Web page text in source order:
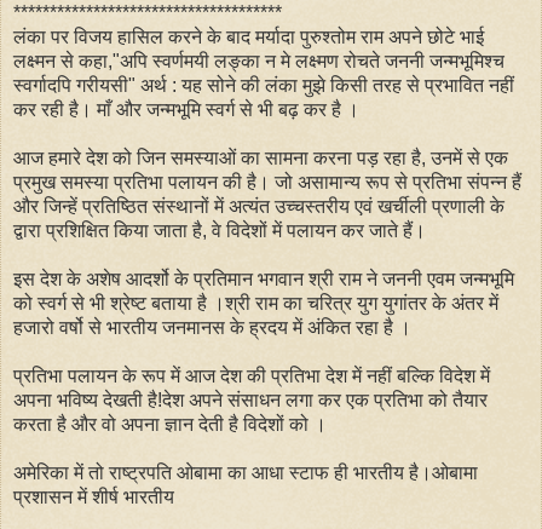
*************************************
लंका पर विजय हासिल करने के बाद मर्यादा पुरुश्तोम राम अपने छोटे भाई
लक्ष्मन से कहा,"अपि स्वर्णमयी लङ्का न मे लक्ष्मण रोचते जननी जन्मभूमिश्च
स्वर्गादपि गरीयसी" अर्थ : यह सोने की लंका मुझे किसी तरह से प्रभावित नहीं
कर रही है। माँ और जन्मभूमि स्वर्ग से भी बढ़ कर है ।
आज हमारे देश को जिन समस्याओं का सामना करना पड़ रहा है, उनमें से एक
प्रमुख समस्या प्रतिभा पलायन की है। जो असामान्य रूप से प्रतिभा संपन्न हैं
और जिन्हें प्रतिष्ठित संस्थानों में अत्यंत उच्चस्तरीय एवं खर्चीली प्रणाली के
द्वारा प्रशिक्षित किया जाता है, वे विदेशों में पलायन कर जाते हैं।
इस देश के अशेष आदर्शो के प्रतिमान भगवान श्री राम ने जननी एवम जन्मभूमि
को स्वर्ग से भी श्रेष्ट बताया है ।श्री राम का चरित्र युग युगांतर के अंतर में
हजारो वर्षो से भारतीय जनमानस के ह्रदय में अंकित रहा है ।
प्रतिभा पलायन के रूप में आज देश की प्रतिभा देश में नहीं बल्कि विदेश में
अपना भविष्य देखती है!देश अपने संसाधन लगा कर एक प्रतिभा को तैयार
करता है और वो अपना ज्ञान देती है विदेशों को ।
अमेरिका में तो राष्ट्रपति ओबामा का आधा स्टाफ ही भारतीय है।ओबामा
प्रशासन में शीर्ष भारतीय